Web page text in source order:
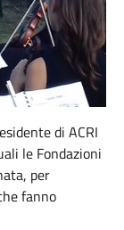
di ACRI
le Fondazioni
per
fanno